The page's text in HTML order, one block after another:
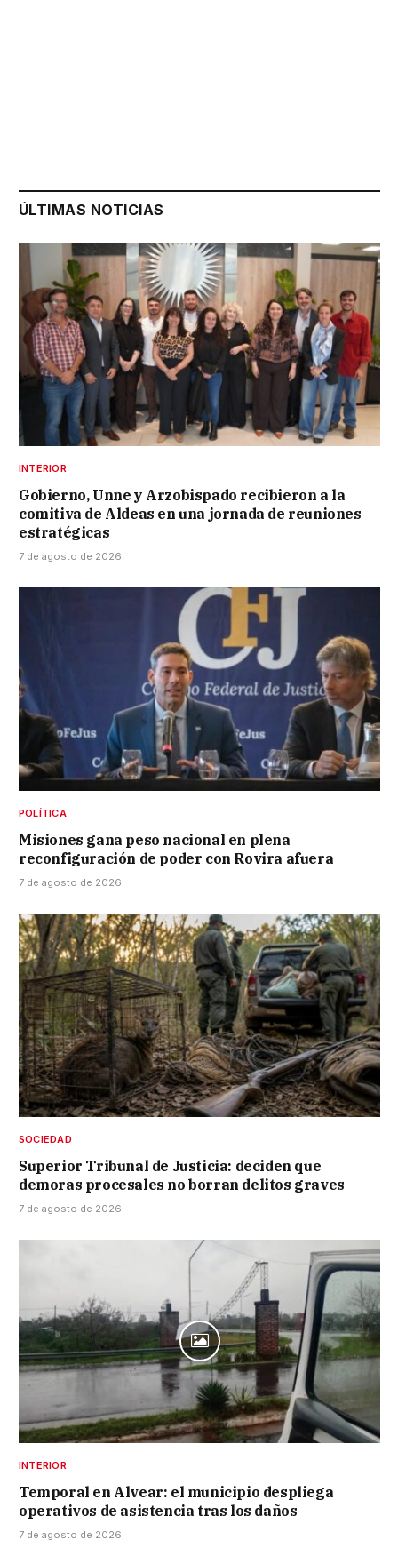
ÚLTIMAS NOTICIAS
INTERIOR
Gobierno, Unne y Arzobispado recibieron a la
comitiva de Aldeas en una jornada de reuniones
estratégicas
7 de agosto de 2026
POLÍTICA
Misiones gana peso nacional en plena
reconfiguración de poder con Rovira afuera
7 de agosto de 2026
SOCIEDAD
Superior Tribunal de Justicia: deciden que
demoras procesales no borran delitos graves
7 de agosto de 2026
INTERIOR
Temporal en Alvear: el municipio despliega
operativos de asistencia tras los daños
7 de agosto de 2026